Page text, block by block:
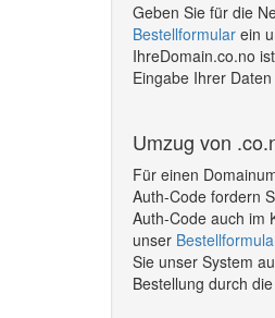
Geben Sie für die
Bestellformular ein
IhreDomain.co.no
Eingabe Ihrer
Umzug von
Für einen
Auth-Code fordern
Auth-Code auch im
unser
Sie unser System
Bestellung durch